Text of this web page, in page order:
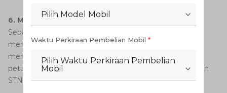
6. Menunggu Pembuatan STNK Baru
Sebagai langkah terakhir, AutoFamily hanya perlu
menunggu pembuatan STNK yang baru. Anda harus
menyerahkan bukti pembayaran terlebih dahulu dan
petugas Samsat akan langsung memproses pembuatan
STNK mobil yang baru.
Pilih Model Mobil
Waktu Perkiraan Pembelian Mobil *
Pilih Waktu Perkiraan Pembelian
Mobil